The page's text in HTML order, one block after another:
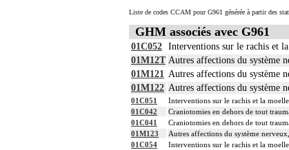
Liste de codes CCAM pour G961 générée à partir des
GHM associés avec G961
01C052 Interventions sur le rachis et
01M12T Autres affections du système
01M121
Autres affections du système
01M122 Autres affections du système
01C051
Interventions sur le rachis et la
01C042
Craniotomies en dehors de tout
01C041
Craniotomies en dehors de tout
01M123
Autres affections du système
01C054
Interventions sur le rachis et la